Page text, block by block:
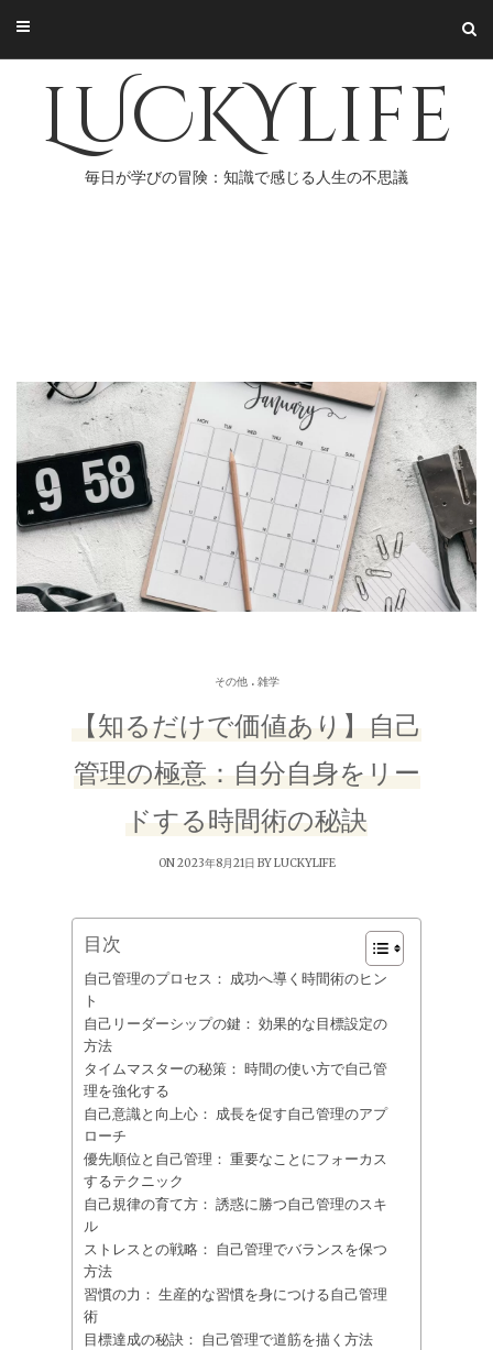
content
LUCKYlife
毎日が学びの冒険：知識で感じる人生の不思議
その他. 雑学
【知るだけで価値あり】自己
管理の極意：自分自身をリー
ドする時間術の秘訣
ON 2023年8月21日 BYLUCKYLIFE
目次
自己管理のプロセス： 成功へ導く時間術のヒン
ト
自己リーダーシップの鍵： 効果的な目標設定の
方法
タイムマスターの秘策： 時間の使い方で自己管
理を強化する
自己意識と向上心： 成長を促す自己管理のアプ
ローチ
優先順位と自己管理： 重要なことにフォーカス
するテクニック
自己規律の育て方： 誘惑に勝つ自己管理のスキ
ル
ストレスとの戦略： 自己管理でバランスを保つ
方法
習慣の力： 生産的な習慣を身につける自己管理
術
目標達成の秘訣： 自己管理で道筋を描く方法